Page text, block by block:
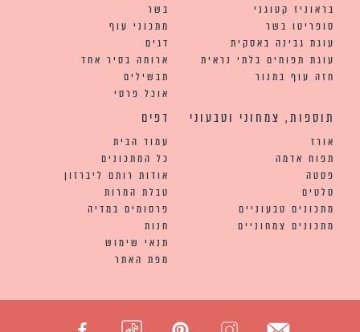
בראוניז קטוגני
סופריטו בשר
עוגת גבינה באסקית
עוגת תפוחים בלתי נראית
חזה עוף בתנור
בשר
מתכוני עוף
דגים
ארוחה בסיר אחד
תבשילים
אוכל פרסי
תוספות, צמחוני וטבעוני
אורז
תפוח אדמה
פסטה
סלטים
מתכונים טבעוניים
מתכונים צמחוניים
דפים
עמוד הבית
כל המתכונים
אודות רותם ליברזון
טבלת המרות
פרסומים במדיה
חנות
תנאי שימוש
מפת האתר